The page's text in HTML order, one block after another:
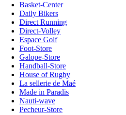
Basket-Center
Daily Bikers
Direct Running
Direct-Volley
Espace Golf
Foot-Store
Galope-Store
Handball-Store
House of Rugby
La sellerie de Maé
Made in Paradis
Nauti-wave
Pecheur-Store